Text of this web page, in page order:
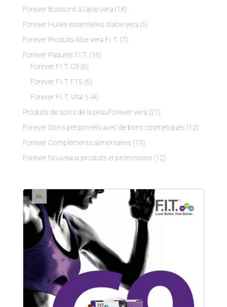
Forever Boissons à l'aloe vera (18)
Forever Huiles essentielles d'aloe vera (5)
Forever Produits Aloe vera F.I.T. (7)
Forever Paquets F.I.T. (16)
Forever F.I.T. C9 (6)
Forever F.I.T. F15 (6)
Forever F.I.T. Vital 5 (4)
Produits de soins de la peauForever vera (21)
Forever Soins personnels avec de bons cosmétiques (12)
Forever Compléments alimentaires (19)
Forever Nouveaux produits et promotions (12)